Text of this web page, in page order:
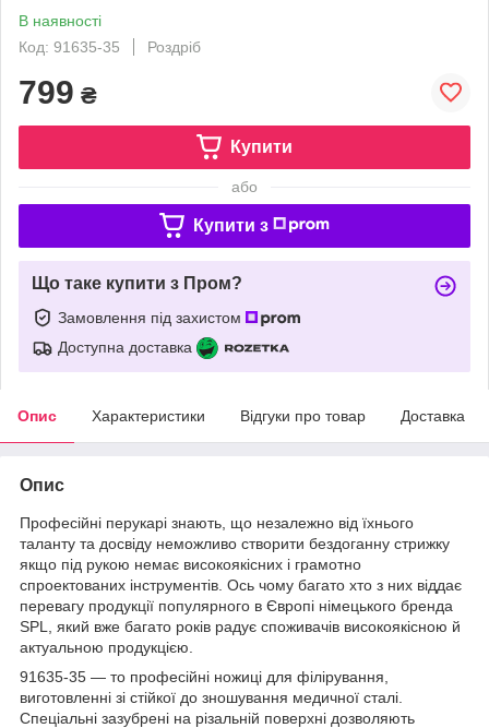
В наявності
Код: 91635-35
Роздріб
799 ₴
Купити
або
Купити з
Що таке купити з Пром?
Замовлення під захистом
Доступна доставка
Опис Характеристики Відгуки про товар Доставка
Опис
Професійні перукарі знають, що незалежно від їхнього
таланту та досвіду неможливо створити бездоганну стрижку
якщо під рукою немає високоякісних і грамотно
спроектованих інструментів. Ось чому багато хто з них віддає
перевагу продукції популярного в Європі німецького бренда
SPL, який вже багато років радує споживачів високоякісною й
актуальною продукцією.
91635-35 — то професійні ножиці для філірування,
виготовленні зі стійкої до зношування медичної сталі.
Спеціальні зазубрені на різальній поверхні дозволяють